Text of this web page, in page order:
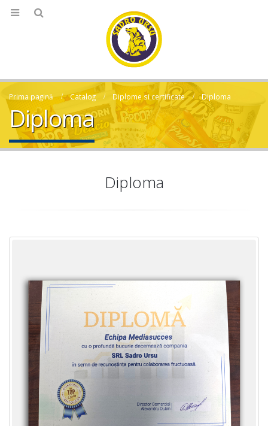
Prima pagină Catalog Diplome si certificate Diploma
Diploma
Diploma